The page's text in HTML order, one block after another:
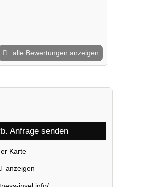
alle Bewertungen anzeigen
Anfrage senden
Karte
anzeigen